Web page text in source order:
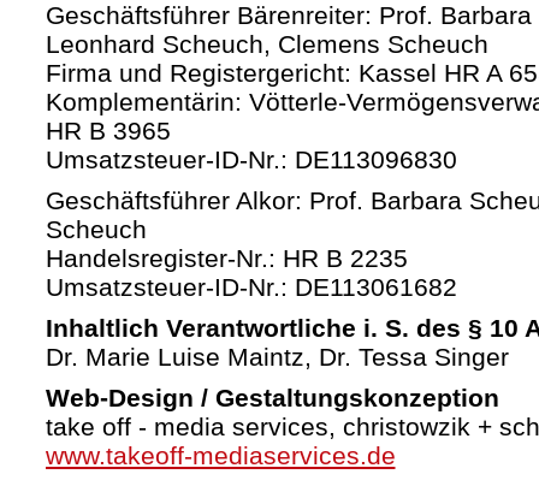
Geschäftsführer Bärenreiter: Prof.
Leonhard Scheuch, Clemens Scheuch
Firma und Registergericht: Kassel HR A
Komplementärin: Vötterle-
HR B 3965
Umsatzsteuer-ID-Nr.: DE113096830
Geschäftsführer Alkor: Prof. Barbara
Scheuch
Handelsregister-Nr.: HR B 2235
Umsatzsteuer-ID-Nr.: DE113061682
Inhaltlich Verantwortliche i. S. des § 10
Dr. Marie Luise Maintz, Dr. Tessa Singer
Web-Design / Gestaltungskonzeption
take off - media services, christowzik +
www.takeoff-mediaservices.de